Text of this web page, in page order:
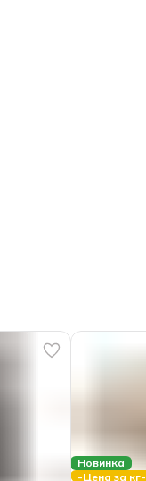
Новинка
-Цена за кг-